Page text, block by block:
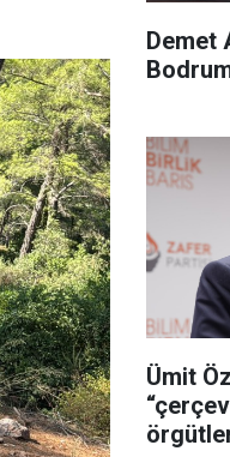
Demet
Ümit